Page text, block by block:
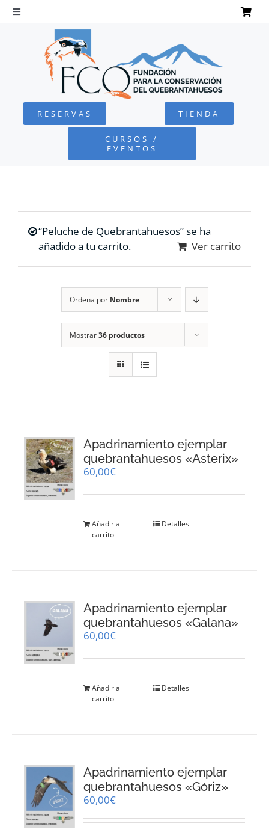
Saltar
Toggle
Navigation
QUEBRANTAHUESOS
FUNDACIÓN
COLABORA
RESERVAS TIENDA
CURSOS /
EVENTOS
“Peluche de Quebrantahuesos” se ha
añadido a tu carrito.
Ver carrito
Ordena por Nombre
Mostrar36 productos
Apadrinamiento ejemplar
quebrantahuesos «Asterix»
60,00€
Añadir al
carrito
Detalles
Apadrinamiento ejemplar
quebrantahuesos «Galana»
60,00€
Añadir al
carrito
Detalles
Apadrinamiento ejemplar
quebrantahuesos «Góriz»
60,00€